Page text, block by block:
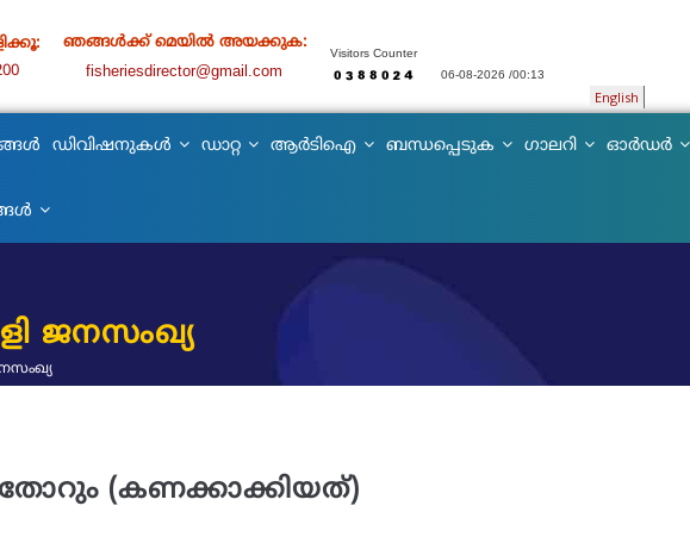
ഞങ്ങൾക്ക് മെയിൽ അയക്കുക:
fisheriesdirector@gmail.com
Visitors Counter
06-08-2026 /00:13
English
ഡിവിഷനുകൾ ഡാറ്റ ആർടിഐ ബന്ധപ്പെടുക ഗാലറി ഓർഡർ
ജനസംഖ്യ
(കണക്കാക്കിയത്)